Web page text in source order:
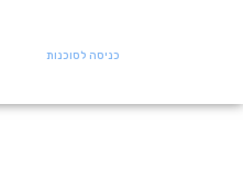
כניסה לסוכנות